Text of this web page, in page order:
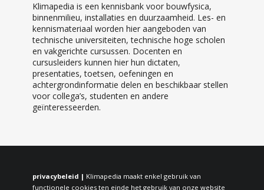
Klimapedia is een kennisbank voor bouwfysica,
binnenmilieu, installaties en duurzaamheid. Les- en
kennismateriaal worden hier aangeboden van
technische universiteiten, technische hoge scholen
en vakgerichte cursussen. Docenten en
cursusleiders kunnen hier hun dictaten,
presentaties, toetsen, oefeningen en
achtergrondinformatie delen en beschikbaar stellen
voor collega’s, studenten en andere
geïnteresseerden.
privacybeleid | Klimapedia maakt enkel gebruik van
functionele cookies ten einde het gebruik van onze website